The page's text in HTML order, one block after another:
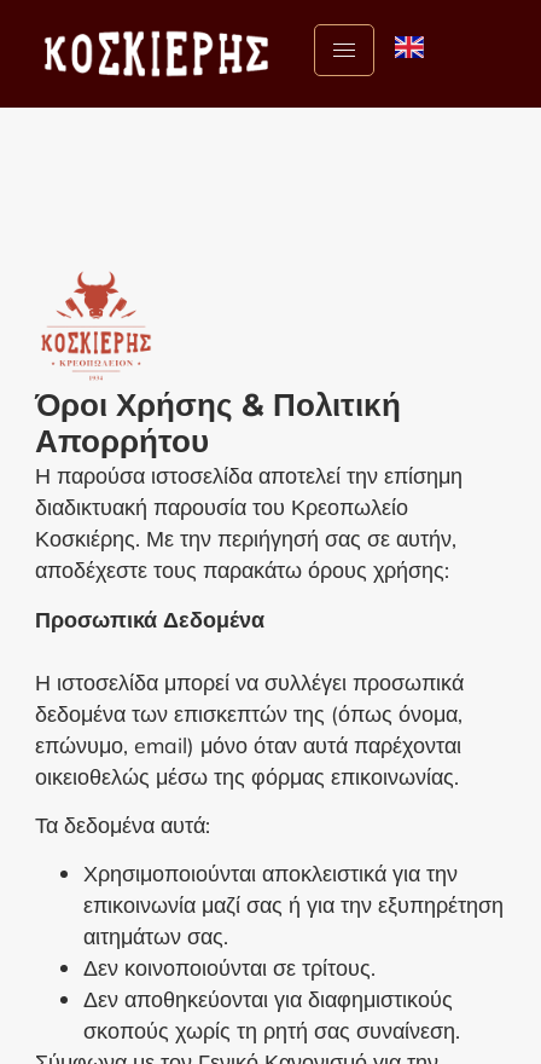
Όροι Χρήσης & Πολιτική
Απορρήτου
Η παρούσα ιστοσελίδα αποτελεί την επίσημη
διαδικτυακή παρουσία του Κρεοπωλείο
Κοσκιέρης. Με την περιήγησή σας σε αυτήν,
αποδέχεστε τους παρακάτω όρους χρήσης:
Προσωπικά Δεδομένα
Η ιστοσελίδα μπορεί να συλλέγει προσωπικά
δεδομένα των επισκεπτών της (όπως όνομα,
επώνυμο, email) μόνο όταν αυτά παρέχονται
οικειοθελώς μέσω της φόρμας επικοινωνίας.
Τα δεδομένα αυτά:
Χρησιμοποιούνται αποκλειστικά για την
επικοινωνία μαζί σας ή για την εξυπηρέτηση
αιτημάτων σας.
Δεν κοινοποιούνται σε τρίτους.
Δεν αποθηκεύονται για διαφημιστικούς
σκοπούς χωρίς τη ρητή σας συναίνεση.